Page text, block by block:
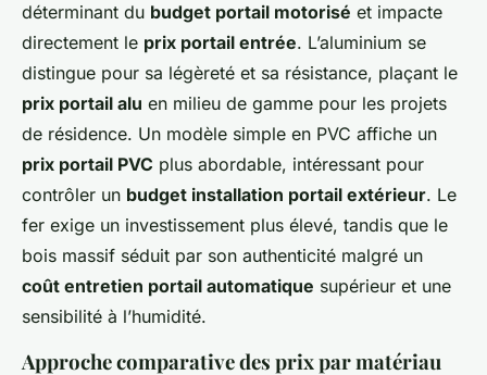
déterminant du budget portail motorisé et impacte
directement le prix portail entrée. L’aluminium se
distingue pour sa légèreté et sa résistance, plaçant le
prix portail alu en milieu de gamme pour les projets
de résidence. Un modèle simple en PVC affiche un
prix portail PVC plus abordable, intéressant pour
contrôler un budget installation portail extérieur. Le
fer exige un investissement plus élevé, tandis que le
bois massif séduit par son authenticité malgré un
coût entretien portail automatique supérieur et une
sensibilité à l’humidité.
Approche comparative des prix par matériau